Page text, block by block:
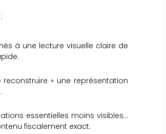
:
à une lecture visuelle claire de
reconstruire » une représentation
essentielles moins visibles…
fiscalement exact.